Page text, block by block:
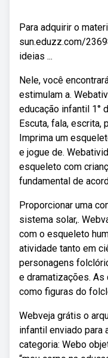
Para adquirir o
sun.eduzz.com/
ideias ...
Nele, você
estimulam a.
educação infantil 1°
Escuta, fala, escrita,
Imprima um
e jogue de.
esqueleto com
fundamental de
Proporcionar uma
sistema solar,.
com o esqueleto
atividade tanto em
personagens
e dramatizações.
como figuras do
Webveja grátis o
infantil enviado para
categoria: Webo